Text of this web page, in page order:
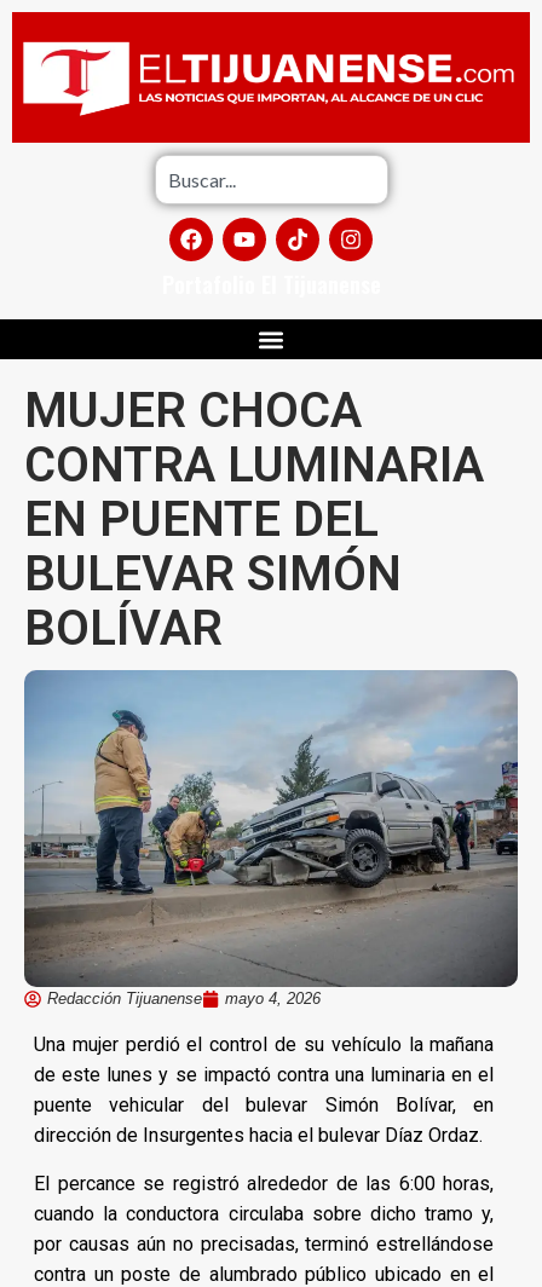
MUJER CHOCA
CONTRA LUMINARIA
EN PUENTE DEL
BULEVAR SIMÓN
BOLÍVAR
Redacción Tijuanense mayo 4, 2026
Una mujer perdió el control de su vehículo la mañana
de este lunes y se impactó contra una luminaria en el
puente vehicular del bulevar Simón Bolívar, en
dirección de Insurgentes hacia el bulevar Díaz Ordaz.
El percance se registró alrededor de las 6:00 horas,
cuando la conductora circulaba sobre dicho tramo y,
por causas aún no precisadas, terminó estrellándose
contra un poste de alumbrado público ubicado en el